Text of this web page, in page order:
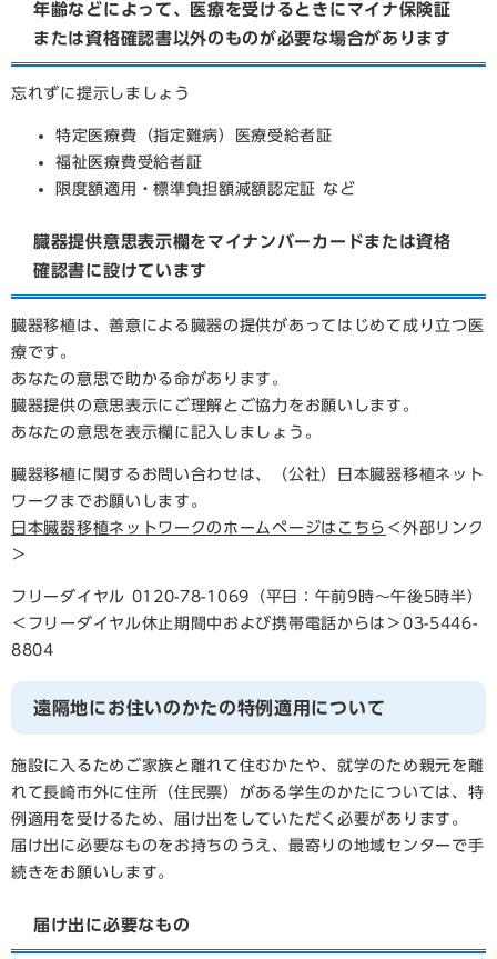
年齢などによって、医療を受けるときにマイナ保険証
または資格確認書以外のものが必要な場合があります
忘れずに提示しましょう
特定医療費（指定難病）医療受給者証
福祉医療費受給者証
限度額適用・標準負担額減額認定証 など
臓器提供意思表示欄をマイナンバーカードまたは資格
確認書に設けています​
臓器移植は、善意による臓器の提供があってはじめて成り立つ医
療です。
あなたの意思で助かる命があります。
臓器提供の意思表示にご理解とご協力をお願いします。
あなたの意思を表示欄に記入しましょう。
臓器移植に関するお問い合わせは、（公社）日本臓器移植ネット
ワークまでお願いします。
日本臓器移植ネットワークのホームページはこちら ＜外部リンク
＞
フリーダイヤル 0120-78-1069（平日：午前9時～午後5時半）
＜フリーダイヤル休止期間中および携帯電話からは＞03-5446-
8804
遠隔地にお住いのかたの特例適用について
施設に入るためご家族と離れて住むかたや、就学のため親元を離
れて長崎市外に住所（住民票）がある学生のかたについては、特
例適用を受けるため、届け出をしていただく必要があります。
届け出に必要なものをお持ちのうえ、最寄りの地域センターで手
続きをお願いします。
届け出に必要なもの